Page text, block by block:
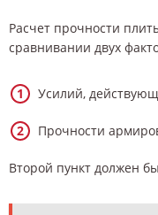
Расчет прочности
сравнивании двух
Усилий,
Прочности
Второй пункт должен